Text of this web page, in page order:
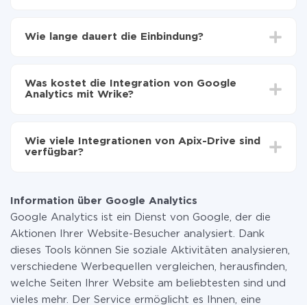
Wrike zu übertragen
Analytics auf Wrike übertragen
Wie lange dauert die Einbindung?
Im Durchschnitt dauert es 10-15 Minuten.
Was kostet die Integration von Google
Analytics mit Wrike?
zahlen nur für die Datenmenge, die über unseren
Service von einem System auf ein anderes übertragen
Weitere Informationen zu Tarifen.
Wie viele Integrationen von Apix-Drive sind
verfügbar?
Information über Google Analytics
Google Analytics ist ein Dienst von Google, der die
Aktionen Ihrer Website-Besucher analysiert. Dank
dieses Tools können Sie soziale Aktivitäten analysieren,
verschiedene Werbequellen vergleichen, herausfinden,
welche Seiten Ihrer Website am beliebtesten sind und
vieles mehr. Der Service ermöglicht es Ihnen, eine